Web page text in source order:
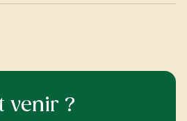
venir ?